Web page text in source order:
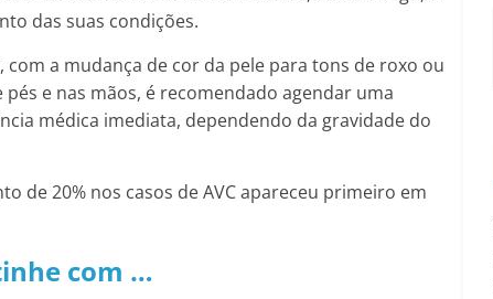
das suas condições.
a mudança de cor da pele para tons de roxo ou
e nas mãos, é recomendado agendar uma
médica imediata, dependendo da gravidade do
de 20% nos casos de AVC apareceu primeiro em
com …